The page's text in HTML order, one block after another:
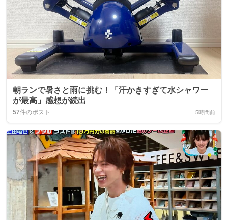
朝ランで暑さと雨に挑む！「汗かきすぎて水シャワー
が最高」感想が続出
57件のポスト 5時間前